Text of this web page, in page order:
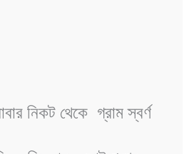
নিকট থেকে গ্রাম স্বর্ণ